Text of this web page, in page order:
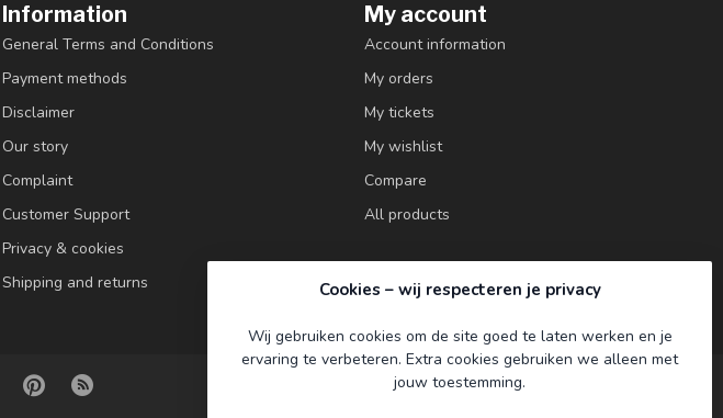
Information
General Terms and Conditions
Payment methods
Disclaimer
Our story
Complaint
Customer Support
Privacy & cookies
Shipping and returns
My account
Account information
My orders
My tickets
My wishlist
Compare
All products
Cookies – wij respecteren je privacy
Wij gebruiken cookies om de site goed te laten werken en je
ervaring te verbeteren. Extra cookies gebruiken we alleen met
jouw toestemming.